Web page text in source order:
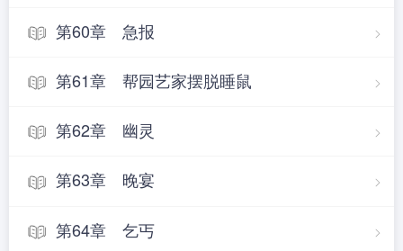
第60章 急报
第61章 帮园艺家摆脱睡鼠
第62章 幽灵
第63章 晚宴
第64章 乞丐